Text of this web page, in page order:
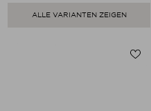
ALLE VARIANTEN ZEIGEN